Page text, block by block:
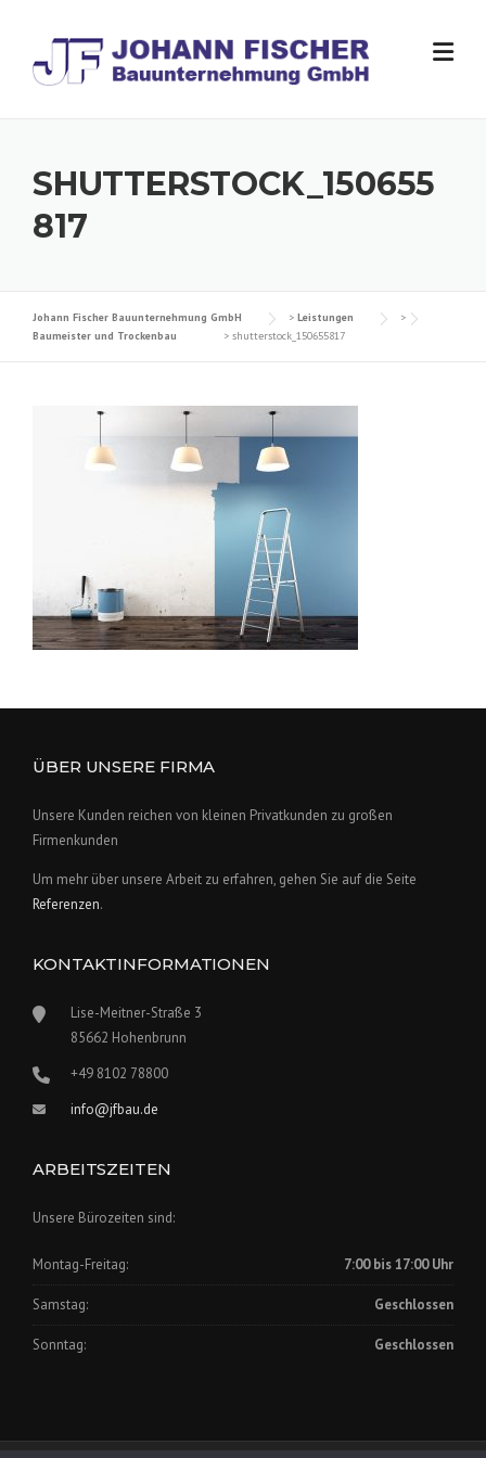
content
SHUTTERSTOCK_150655
817
Johann Fischer Bauunternehmung GmbH > Leistungen
>
Baumeister und Trockenbau
> shutterstock_150655817
ÜBER UNSERE FIRMA
Unsere Kunden reichen von kleinen Privatkunden zu großen
Firmenkunden
Um mehr über unsere Arbeit zu erfahren, gehen Sie auf die Seite
Referenzen.
KONTAKTINFORMATIONEN
Lise-Meitner-Straße 3
85662 Hohenbrunn
+49 8102 78800
info@jfbau.de
ARBEITSZEITEN
Unsere Bürozeiten sind:
Montag-Freitag: 7:00 bis 17:00 Uhr
Samstag: Geschlossen
Sonntag: Geschlossen